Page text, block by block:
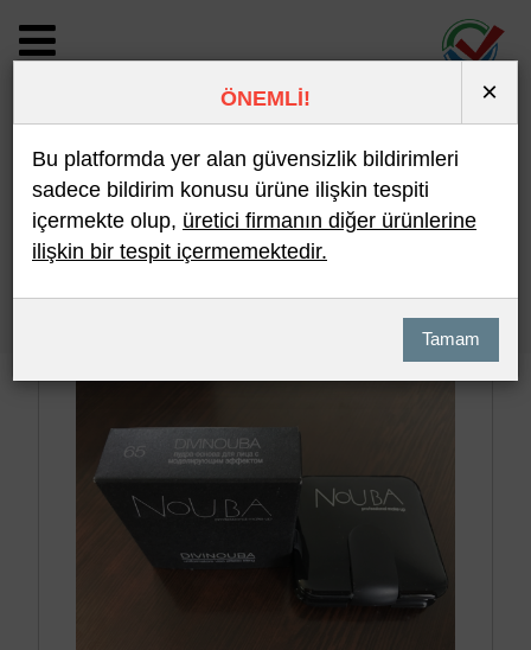
BİLDİRİM DETAYI
Son 10 Bildirim En Çok İncelenen
ÖNEMLİ! ×
Bu platformda yer alan güvensizlik bildirimleri
sadece bildirim konusu ürüne ilişkin tespiti
içermekte olup, üretici firmanın diğer ürünlerine
ilişkin bir tespit içermemektedir.
Tamam